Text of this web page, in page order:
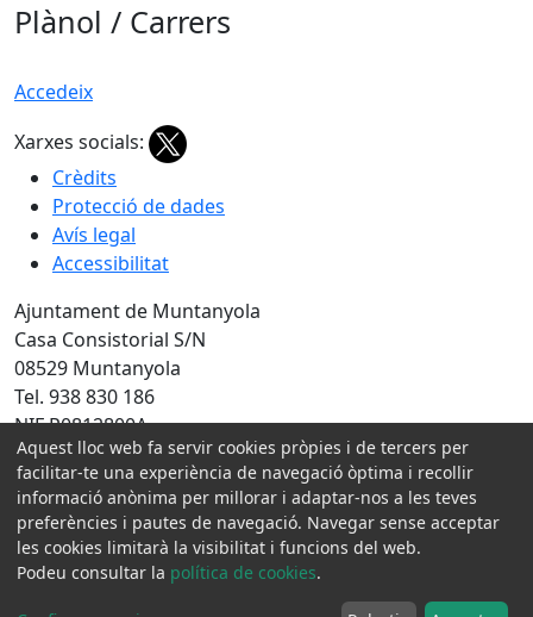
Plànol / Carrers
Accedeix
Xarxes socials:
Crèdits
Protecció de dades
Avís legal
Accessibilitat
Ajuntament de Muntanyola
Casa Consistorial S/N
08529 Muntanyola
Tel. 938 830 186
NIF P0812800A
Amb la col·laboració de:
Aquest lloc web fa servir cookies pròpies i de tercers per
facilitar-te una experiència de navegació òptima i recollir
informació anònima per millorar i adaptar-nos a les teves
preferències i pautes de navegació. Navegar sense acceptar
les cookies limitarà la visibilitat i funcions del web.
Podeu consultar la política de cookies.